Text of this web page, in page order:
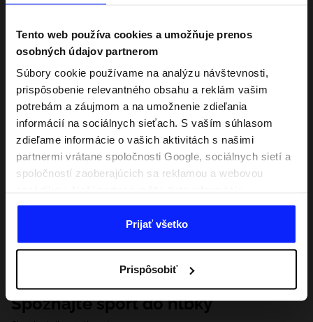
Tento web používa cookies a umožňuje prenos
osobných údajov partnerom
Súbory cookie používame na analýzu návštevnosti,
prispôsobenie relevantného obsahu a reklám vašim
potrebám a záujmom a na umožnenie zdieľania
informácií na sociálnych sieťach. S vaším súhlasom
zdieľame informácie o vašich aktivitách s našimi
partnermi vrátane spoločnosti Google, sociálnych sietí a
spoločností zaoberajúcich sa reklamou a webovou
kombinovať s inými, ktoré poskytnete mimo tejto
webovej stránky, ako aj s údajmi, ktoré získajú v
dôsledku vášho používania ich služieb. S vaším
našim partnerom, aby sme zacielili a zlepšili spôsob
zobrazovania online reklamy, vykonali analytický
prieskum, upravili obsah a zlepšili riešenia ponúkané
Prijať všetko
Prispôsobiť
Spoznajte šport do hĺbky